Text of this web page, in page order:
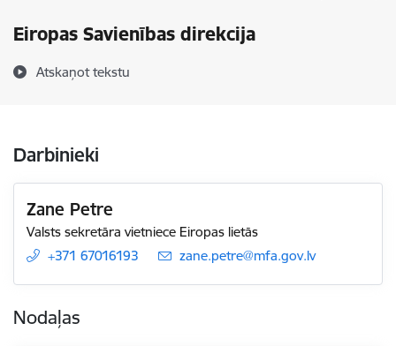
Eiropas Savienības direkcija
Atskaņot tekstu
Darbinieki
Zane Petre
Valsts sekretāra vietniece Eiropas lietās
+371 67016193
E-pasts:
zane.petre@mfa.gov.lv
Nodaļas